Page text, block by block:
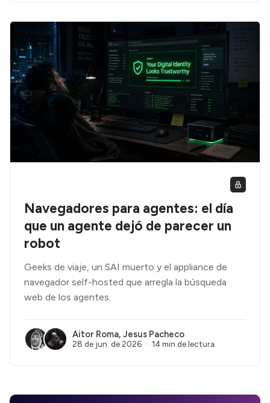
Navegadores para agentes: el día
que un agente dejó de parecer un
robot
Geeks de viaje, un SAI muerto y el appliance de
navegador self-hosted que arregla la búsqueda
web de los agentes.
Aitor Roma, Jesus Pacheco
28 de jun. de 2026 14 min de lectura